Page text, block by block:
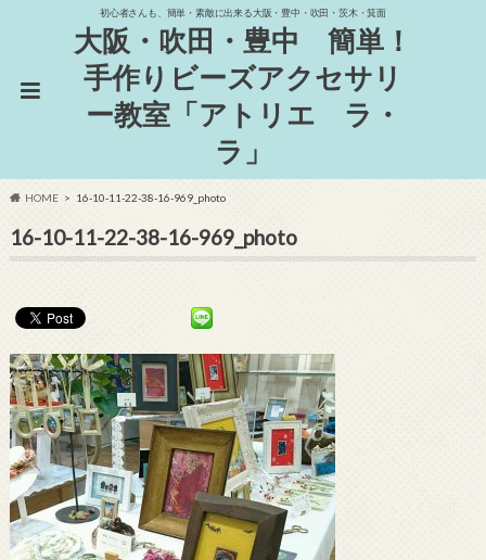
初心者さんも、簡単・素敵に出来る大阪・豊中・吹田・茨木・箕面
大阪・吹田・豊中 簡単！
手作りビーズアクセサリ
ー教室「アトリエ ラ・
ラ」
HOME 16-10-11-22-38-16-969_photo
16-10-11-22-38-16-969_photo